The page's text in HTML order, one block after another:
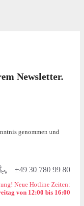
Newsletter.
genommen und
+49 30 780 99 80
Neue Hotline Zeiten:
von 12:00 bis 16:00